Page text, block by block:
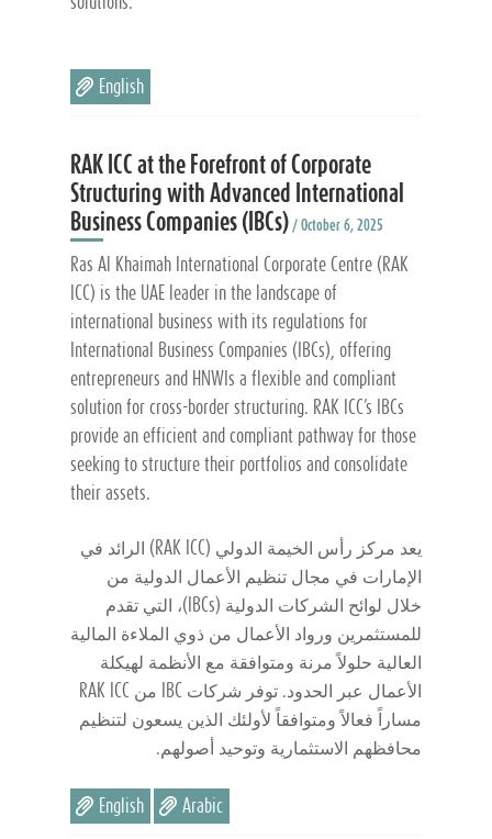
English
RAK ICC at the Forefront of Corporate
Structuring with Advanced International
Business Companies (IBCs) / October 6, 2025
Ras Al Khaimah International Corporate Centre (RAK
ICC) is the UAE leader in the landscape of
international business with its regulations for
International Business Companies (IBCs), offering
entrepreneurs and HNWIs a flexible and compliant
solution for cross-border structuring. RAK ICC’s IBCs
provide an efficient and compliant pathway for those
seeking to structure their portfolios and consolidate
their assets.
يعد مركز رأس الخيمة الدولي (RAK ICC) الرائد في
الإمارات في مجال تنظيم الأعمال الدولية من
خلال لوائح الشركات الدولية (IBCs)، التي تقدم
للمستثمرين ورواد الأعمال من ذوي الملاءة المالية
العالية حلولاً مرنة ومتوافقة مع الأنظمة لهيكلة
الأعمال عبر الحدود. توفر شركات IBC من RAK ICC
مساراً فعالاً ومتوافقاً لأولئك الذين يسعون لتنظيم
محافظهم الاستثمارية وتوحيد أصولهم.
English Arabic